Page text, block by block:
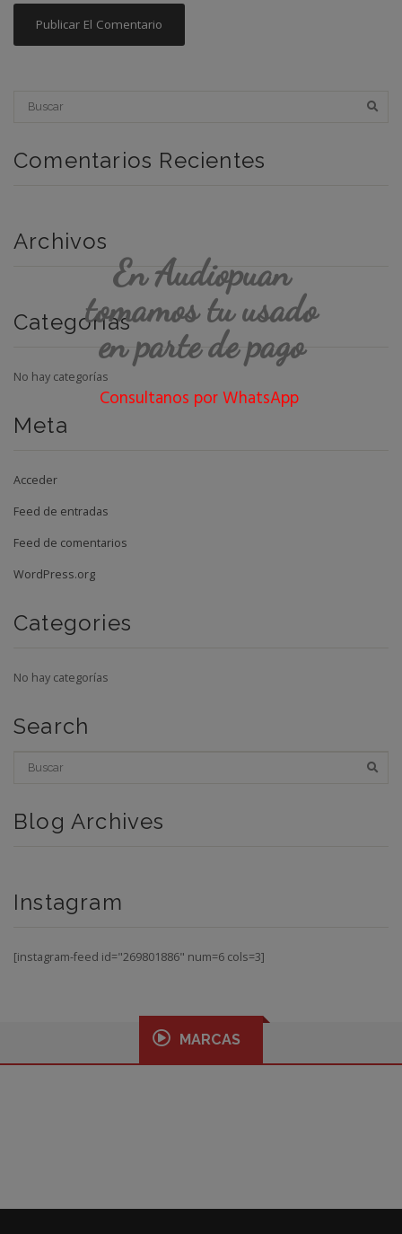
Comentarios Recientes
Archivos
Categorías
No hay categorías
Meta
Acceder
Feed de entradas
Feed de comentarios
WordPress.org
Categories
No hay categorías
Search
Blog Archives
Instagram
[instagram-feed id="269801886" num=6 cols=3]
MARCAS
En Audiopuan
tomamos tu usado
en parte de pago
Consultanos por WhatsApp